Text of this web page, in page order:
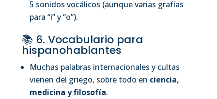
5 sonidos vocálicos (aunque varias grafías
para “i” y “o”).
📚 6. Vocabulario para
hispanohablantes
Muchas palabras internacionales y cultas
vienen del griego, sobre todo en ciencia,
medicina y filosofía.